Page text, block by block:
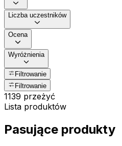
Liczba uczestników
Ocena
Wyróżnienia
Filtrowanie
Filtrowanie
1139 przeżyć
Lista produktów
Pasujące produkty